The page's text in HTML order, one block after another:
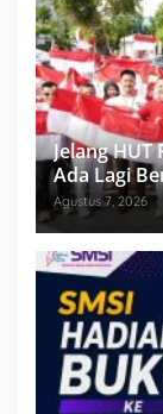
Jelang
Ada Lagi
Agustus 7, 2026